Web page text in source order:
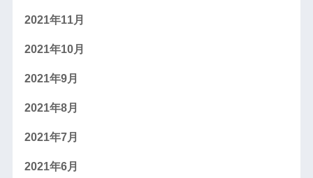
2021年11月
2021年10月
2021年9月
2021年8月
2021年7月
2021年6月